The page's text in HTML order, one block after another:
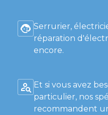
Serrurier,
réparation
encore.
Et si vous avez
particulier, nos
recommandent